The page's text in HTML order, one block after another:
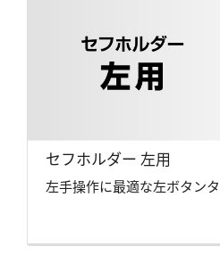
セフホルダー 左用
左手操作に最適な左ボタン